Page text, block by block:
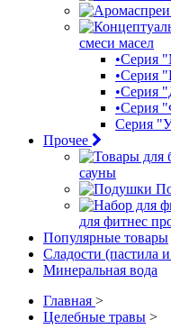
смеси масел
•Серия
•Серия
•Серия
•Серия
Серия
Прочее
сауны
для фитнес
Популярные товары
Сладости (пастила
Минеральная вода
Главная >
Целебные травы >